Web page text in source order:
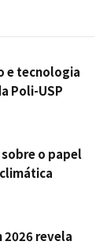
e tecnologia
Poli-USP
o papel
2026 revela